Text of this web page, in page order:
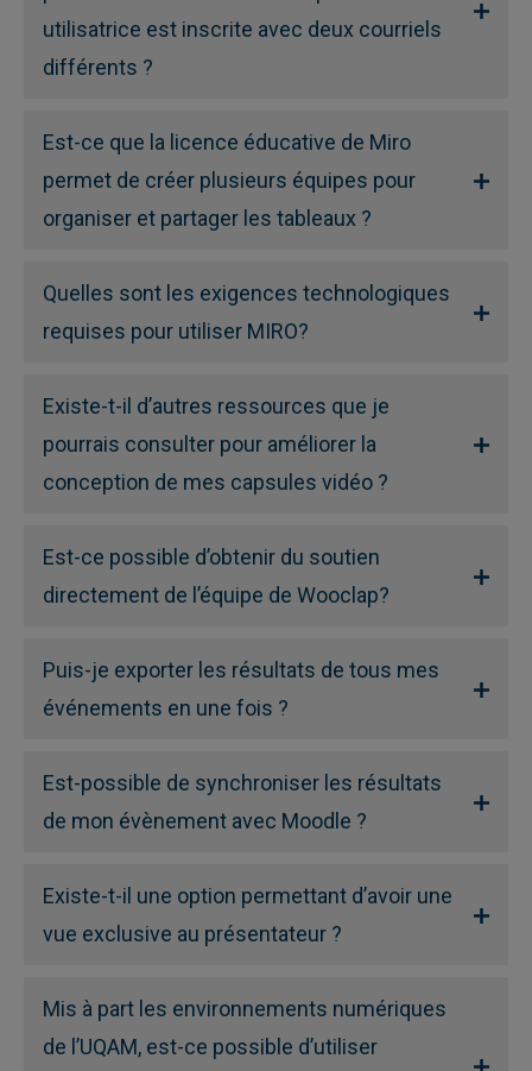
utilisatrice est inscrite avec deux courriels
différents ?
Est-ce que la licence éducative de Miro
permet de créer plusieurs équipes pour
organiser et partager les tableaux ?
Quelles sont les exigences technologiques
requises pour utiliser MIRO?
Existe-t-il d’autres ressources que je
pourrais consulter pour améliorer la
conception de mes capsules vidéo ?
Est-ce possible d’obtenir du soutien
directement de l’équipe de Wooclap?
Puis-je exporter les résultats de tous mes
événements en une fois ?
Est-possible de synchroniser les résultats
de mon évènement avec Moodle ?
Existe-t-il une option permettant d’avoir une
vue exclusive au présentateur ?
Mis à part les environnements numériques
de l’UQAM, est-ce possible d’utiliser